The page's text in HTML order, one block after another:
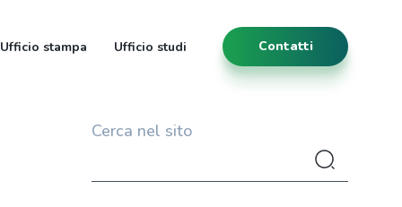
Contatti
Ufficio stampa Ufficio studi
Cerca nel sito